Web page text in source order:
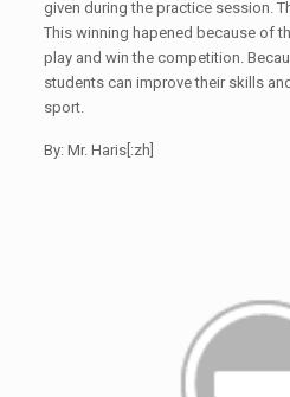
given during the practice session.
This winning hapened because of
play and win the competition.
students can improve their skills
sport.
By: Mr. Haris[:zh]